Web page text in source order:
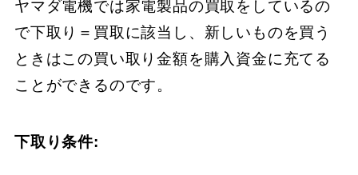
ヤマダ電機では家電製品の買取をしているの
で下取り＝買取に該当し、新しいものを買う
ときはこの買い取り金額を購入資金に充てる
ことができるのです。
下取り条件: